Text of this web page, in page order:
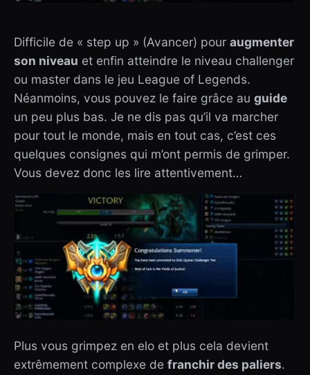
Difficile de « step up » (Avancer) pour augmenter
son niveau et enfin atteindre le niveau challenger
ou master dans le jeu League of Legends.
Néanmoins, vous pouvez le faire grâce au guide
un peu plus bas. Je ne dis pas qu’il va marcher
pour tout le monde, mais en tout cas, c’est ces
quelques consignes qui m’ont permis de grimper.
Vous devez donc les lire attentivement…
Plus vous grimpez en elo et plus cela devient
extrêmement complexe de franchir des paliers.